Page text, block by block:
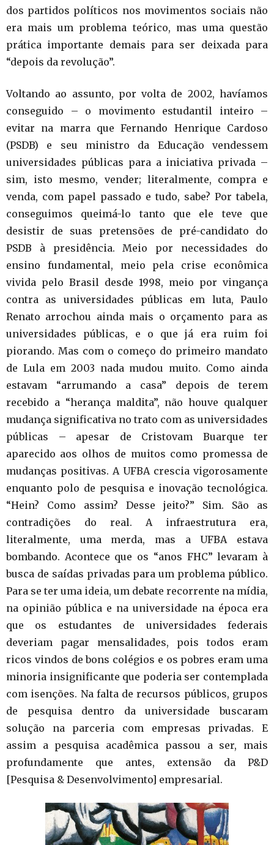
dos partidos políticos nos movimentos sociais não
era mais um problema teórico, mas uma questão
prática importante demais para ser deixada para
“depois da revolução”.
Voltando ao assunto, por volta de 2002, havíamos
conseguido – o movimento estudantil inteiro –
evitar na marra que Fernando Henrique Cardoso
(PSDB) e seu ministro da Educação vendessem
universidades públicas para a iniciativa privada –
sim, isto mesmo, vender; literalmente, compra e
venda, com papel passado e tudo, sabe? Por tabela,
conseguimos queimá-lo tanto que ele teve que
desistir de suas pretensões de pré-candidato do
PSDB à presidência. Meio por necessidades do
ensino fundamental, meio pela crise econômica
vivida pelo Brasil desde 1998, meio por vingança
contra as universidades públicas em luta, Paulo
Renato arrochou ainda mais o orçamento para as
universidades públicas, e o que já era ruim foi
piorando. Mas com o começo do primeiro mandato
de Lula em 2003 nada mudou muito. Como ainda
estavam “arrumando a casa” depois de terem
recebido a “herança maldita”, não houve qualquer
mudança significativa no trato com as universidades
públicas – apesar de Cristovam Buarque ter
aparecido aos olhos de muitos como promessa de
mudanças positivas. A UFBA crescia vigorosamente
enquanto polo de pesquisa e inovação tecnológica.
“Hein? Como assim? Desse jeito?” Sim. São as
contradições do real. A infraestrutura era,
literalmente, uma merda, mas a UFBA estava
bombando. Acontece que os “anos FHC” levaram à
busca de saídas privadas para um problema público.
Para se ter uma ideia, um debate recorrente na mídia,
na opinião pública e na universidade na época era
que os estudantes de universidades federais
deveriam pagar mensalidades, pois todos eram
ricos vindos de bons colégios e os pobres eram uma
minoria insignificante que poderia ser contemplada
com isenções. Na falta de recursos públicos, grupos
de pesquisa dentro da universidade buscaram
solução na parceria com empresas privadas. E
assim a pesquisa acadêmica passou a ser, mais
profundamente que antes, extensão da P&D
[Pesquisa & Desenvolvimento] empresarial.